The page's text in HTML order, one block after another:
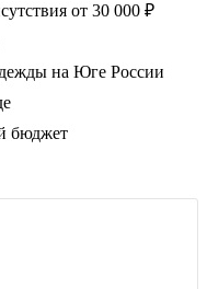
от 30 000 ₽
на Юге России
бюджет